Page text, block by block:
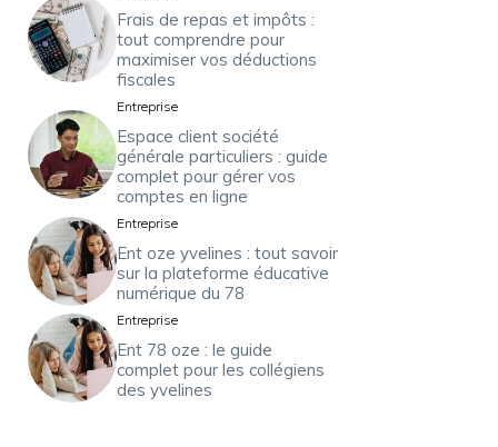
Frais de repas et impôts :
tout comprendre pour
maximiser vos déductions
fiscales
Entreprise
Espace client société
générale particuliers : guide
complet pour gérer vos
comptes en ligne
Entreprise
Ent oze yvelines : tout savoir
sur la plateforme éducative
numérique du 78
Entreprise
Ent 78 oze : le guide
complet pour les collégiens
des yvelines